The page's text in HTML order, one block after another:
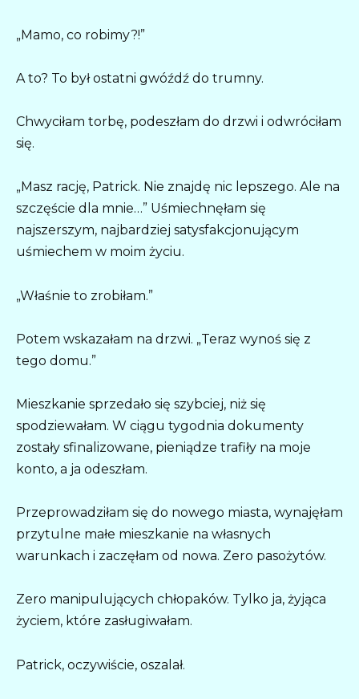
„Mamo, co robimy?!”
A to? To był ostatni gwóźdź do trumny.
Chwyciłam torbę, podeszłam do drzwi i odwróciłam
się.
„Masz rację, Patrick. Nie znajdę nic lepszego. Ale na
szczęście dla mnie…” Uśmiechnęłam się
najszerszym, najbardziej satysfakcjonującym
uśmiechem w moim życiu.
„Właśnie to zrobiłam.”
Potem wskazałam na drzwi. „Teraz wynoś się z
tego domu.”
Mieszkanie sprzedało się szybciej, niż się
spodziewałam. W ciągu tygodnia dokumenty
zostały sfinalizowane, pieniądze trafiły na moje
konto, a ja odeszłam.
Przeprowadziłam się do nowego miasta, wynajęłam
przytulne małe mieszkanie na własnych
warunkach i zaczęłam od nowa. Zero pasożytów.
Zero manipulujących chłopaków. Tylko ja, żyjąca
życiem, które zasługiwałam.
Patrick, oczywiście, oszalał.